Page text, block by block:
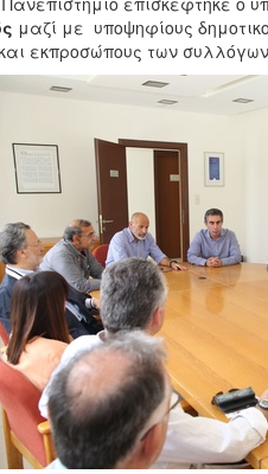
μαζί με υποψηφίους
εκπροσώπους των